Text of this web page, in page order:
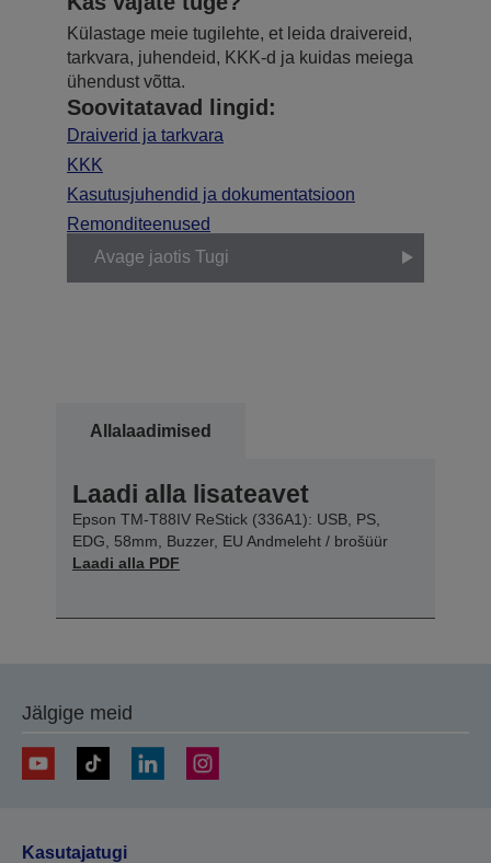
Külastage meie tugilehte, et leida draivereid,
tarkvara, juhendeid, KKK-d ja kuidas meiega
ühendust võtta.
Soovitatavad lingid:
Draiverid ja tarkvara
KKK
Kasutusjuhendid ja dokumentatsioon
Remonditeenused
Avage jaotis Tugi
Allalaadimised
Laadi alla lisateavet
Epson TM-T88IV ReStick (336A1): USB, PS,
EDG, 58mm, Buzzer, EU Andmeleht / brošüür
Laadi alla PDF
Jälgige meid
Kasutajatugi